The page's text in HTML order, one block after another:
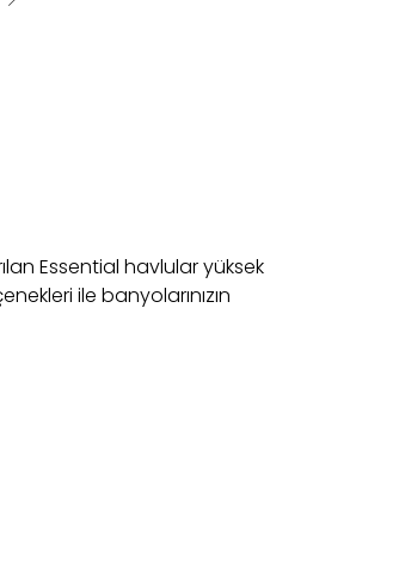
Essential havlular yüksek
ile banyolarınızın